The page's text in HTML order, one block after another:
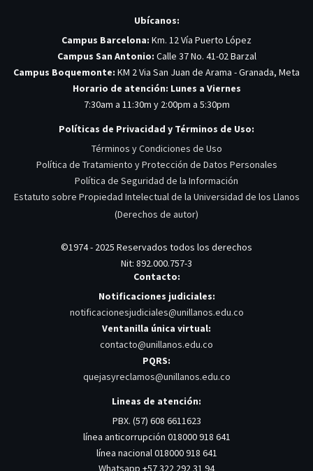
Ubícanos:
Campus Barcelona: Km. 12 Vía Puerto López
Campus San Antonio: Calle 37 No. 41-02 Barzal
Campus Boquemonte: KM 2 Via San Juan de Arama - Granada, Meta
Horario de atención: Lunes a Viernes
7:30am a 11:30m y 2:00pm a 5:30pm
Políticas de Privacidad y Términos de Uso:
Términos y Condiciones de Uso
Política de Tratamiento y Protección de Datos Personales
Política de Seguridad de la Información
Estatuto sobre Propiedad Intelectual de la Universidad de los Llanos
(Derechos de autor)
©1974 - 2025 Reservados todos los derechos
Nit: 892.000.757-3
Contacto:
Notificaciones judiciales:
notificacionesjudiciales@unillanos.edu.co
Ventanilla única virtual:
contacto@unillanos.edu.co
PQRS:
quejasyreclamos@unillanos.edu.co
Lineas de atención:
PBX. (57) 608 6611623
línea anticorrupción 018000 918 641
línea nacional 018000 918 641